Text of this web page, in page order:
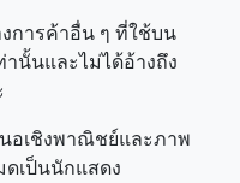
การค้าอื่น ๆ ที่ใช้บน
านั้นและไม่ได้อ้างถึง
อเชิงพาณิชย์และภาพ
เป็นนักแสดง